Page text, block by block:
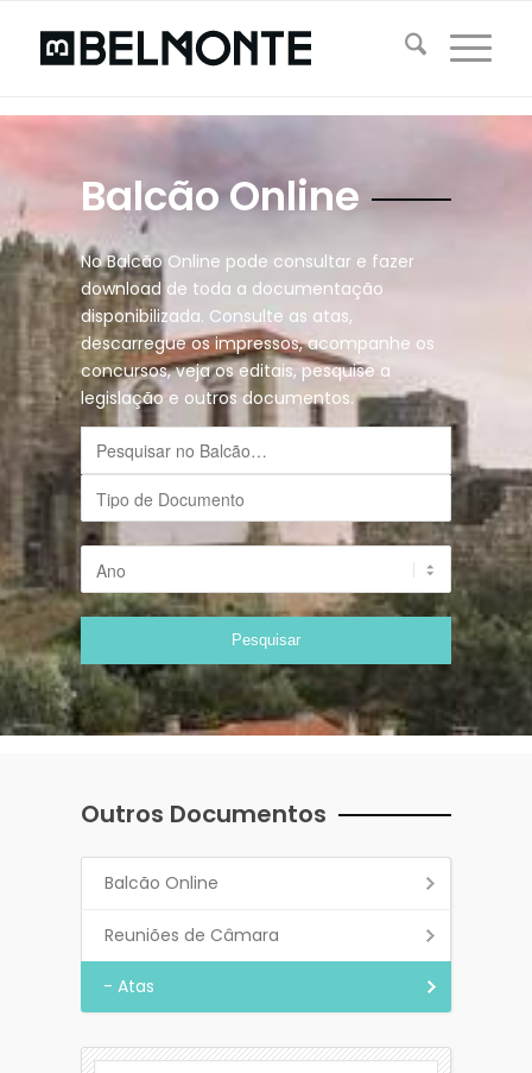
Balcão Online
No Balcão Online pode consultar e fazer
download de toda a documentação
disponibilizada. Consulte as atas,
descarregue os impressos, acompanhe os
concursos, veja os editais, pesquise a
legislação e outros documentos.
Outros Documentos
Balcão Online
Reuniões de Câmara
- Atas